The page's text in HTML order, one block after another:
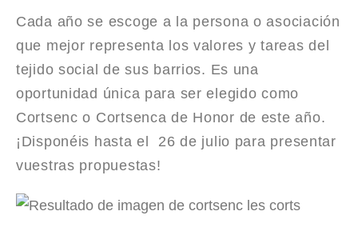
Cada año se escoge a la persona o asociación
que mejor representa los valores y tareas del
tejido social de sus barrios. Es una
oportunidad única para ser elegido como
Cortsenc o Cortsenca de Honor de este año.
¡Disponéis hasta el 26 de julio para presentar
vuestras propuestas!